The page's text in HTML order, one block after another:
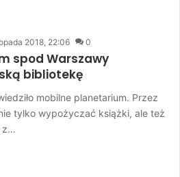
2018, 22:06 0
spod Warszawy
bibliotekę
mobilne planetarium. Przez
tylko wypożyczać książki, ale też
z…